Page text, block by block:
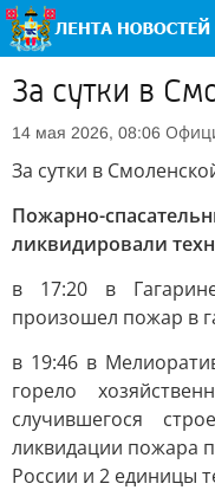
За сутки в
14 мая 2026, 08:06
За сутки в
Пожарно-
ликвидировали
в 17:20 в
произошел пожар в
в 19:46 в
горело
случившегося
ликвидации пожара
России и 2 единицы